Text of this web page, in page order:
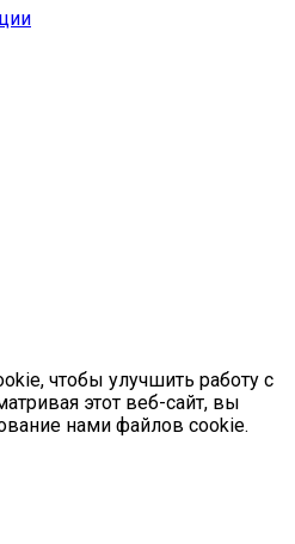
, чтобы улучшить работу с
этот веб-сайт, вы
нами файлов cookie.